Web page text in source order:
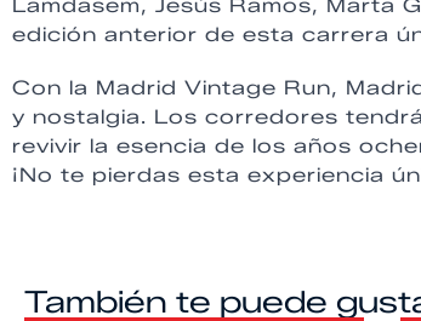
Lamdasem, Jesús Ramos, Marta
edición anterior de esta carrera
Con la Madrid Vintage Run,
y nostalgia. Los corredores
revivir la esencia de los años
¡No te pierdas esta experiencia
También te puede